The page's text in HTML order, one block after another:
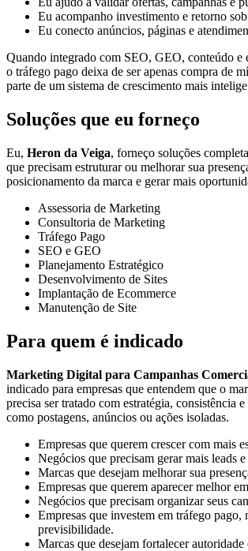
Eu acompanho investimento e retorno
Eu conecto anúncios, páginas e
Quando integrado com SEO, GEO, conteúdo e
o tráfego pago deixa de ser apenas compra de
parte de um sistema de crescimento mais
Soluções que eu forneço
Eu, Heron da Veiga, forneço soluções
que precisam estruturar ou melhorar sua
posicionamento da marca e gerar mais
Assessoria de Marketing
Consultoria de Marketing
Tráfego Pago
SEO e GEO
Planejamento Estratégico
Desenvolvimento de Sites
Implantação de Ecommerce
Manutenção de Site
Para quem é indicado
Marketing Digital para Campanhas
indicado para empresas que entendem que o
precisa ser tratado com estratégia, consistência
como postagens, anúncios ou ações isoladas.
Empresas que querem crescer com mais
Negócios que precisam gerar mais leads e
Marcas que desejam melhorar sua
Empresas que querem aparecer melhor
Negócios que precisam organizar seus
Empresas que investem em tráfego pago,
previsibilidade.
Marcas que desejam fortalecer